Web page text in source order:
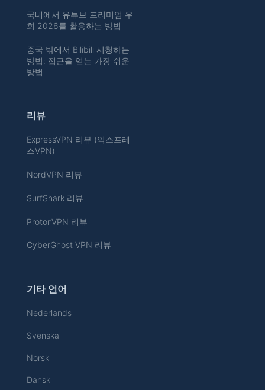
국내에서 유튜브 프리미엄 우
회 2026를 활용하는 방법
중국 밖에서 Bilibili 시청하는
방법: 접근을 얻는 가장 쉬운
방법
리뷰
ExpressVPN 리뷰 (익스프레
스VPN)
NordVPN 리뷰
SurfShark 리뷰
ProtonVPN 리뷰
CyberGhost VPN 리뷰
기타 언어
Nederlands
Svenska
Norsk
Dansk